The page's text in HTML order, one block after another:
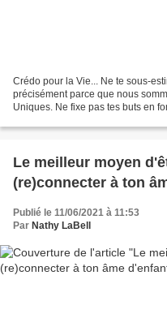
Crédo pour la Vie... Ne te sous-
précisément parce que nous
Uniques. Ne fixe pas tes buts en
Le meilleur moyen
(re)connecter à ton
Publié le 11/06/2021 à 11:53
Par Nathy LaBell